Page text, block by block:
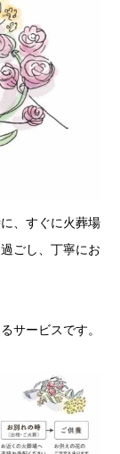
、すぐに火葬場
ごし、丁寧にお
サービスです。